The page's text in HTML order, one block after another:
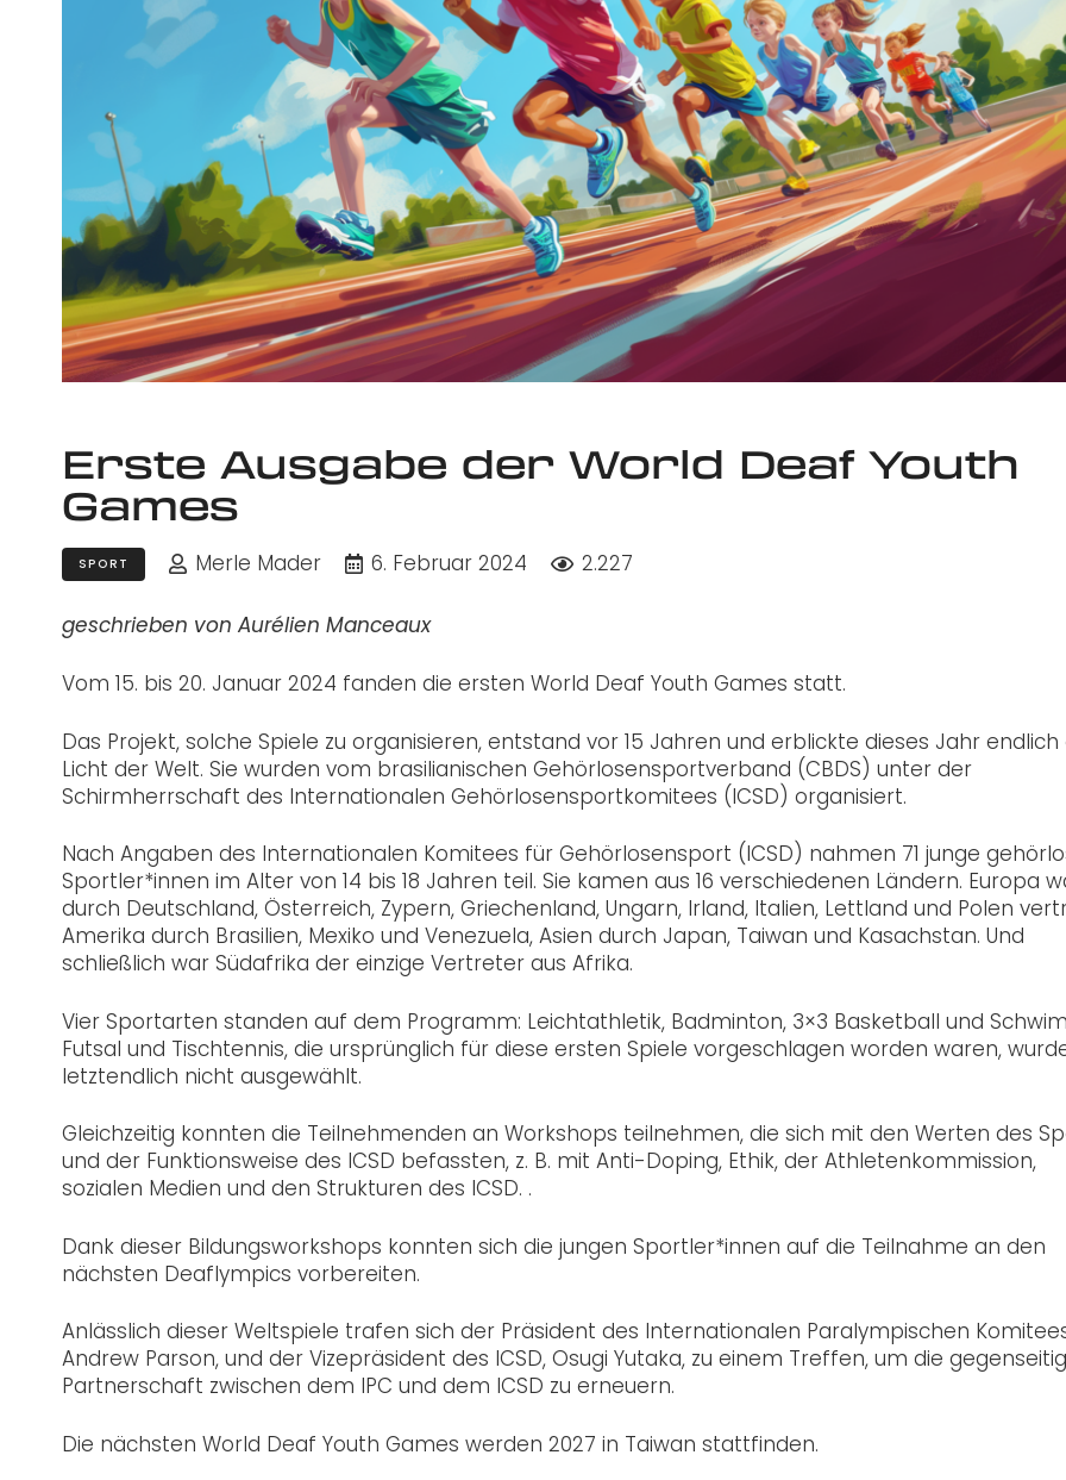
Erste Ausgabe der World Deaf Youth
Games
SPORT Merle Mader 6. Februar 2024 2.227
geschrieben von Aurélien Manceaux
Vom 15. bis 20. Januar 2024 fanden die ersten World Deaf Youth Games statt.
Das Projekt, solche Spiele zu organisieren, entstand vor 15 Jahren und erblickte dieses Jahr endlich
Licht der Welt. Sie wurden vom brasilianischen Gehörlosensportverband (CBDS) unter der
Schirmherrschaft des Internationalen Gehörlosensportkomitees (ICSD) organisiert.
Nach Angaben des Internationalen Komitees für Gehörlosensport (ICSD) nahmen 71 junge
Sportler*innen im Alter von 14 bis 18 Jahren teil. Sie kamen aus 16 verschiedenen Ländern. Europa
durch Deutschland, Österreich, Zypern, Griechenland, Ungarn, Irland, Italien, Lettland und Polen
Amerika durch Brasilien, Mexiko und Venezuela, Asien durch Japan, Taiwan und Kasachstan. Und
schließlich war Südafrika der einzige Vertreter aus Afrika.
Vier Sportarten standen auf dem Programm: Leichtathletik, Badminton, 3×3 Basketball und
Futsal und Tischtennis, die ursprünglich für diese ersten Spiele vorgeschlagen worden waren,
letztendlich nicht ausgewählt.
Gleichzeitig konnten die Teilnehmenden an Workshops teilnehmen, die sich mit den Werten des
und der Funktionsweise des ICSD befassten, z. B. mit Anti-Doping, Ethik, der Athletenkommission,
sozialen Medien und den Strukturen des ICSD. .
Dank dieser Bildungsworkshops konnten sich die jungen Sportler*innen auf die Teilnahme an den
nächsten Deaflympics vorbereiten.
Anlässlich dieser Weltspiele trafen sich der Präsident des Internationalen Paralympischen
Andrew Parson, und der Vizepräsident des ICSD, Osugi Yutaka, zu einem Treffen, um die
Partnerschaft zwischen dem IPC und dem ICSD zu erneuern.
Die nächsten World Deaf Youth Games werden 2027 in Taiwan stattfinden.